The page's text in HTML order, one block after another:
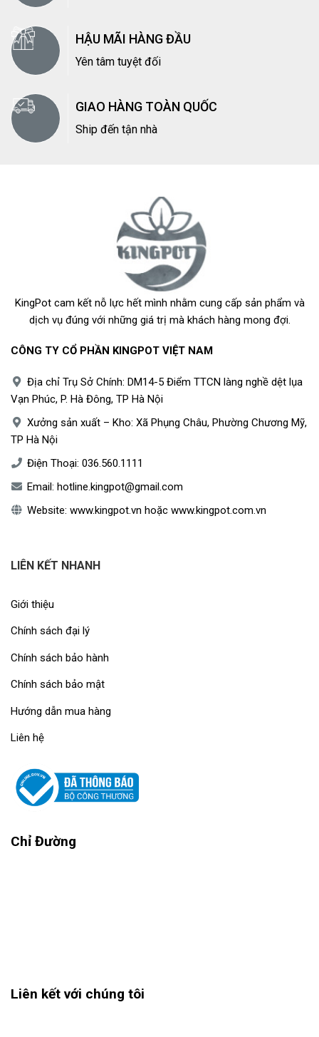
HẬU MÃI HÀNG ĐẦU
Yên tâm tuyệt đối
GIAO HÀNG TOÀN QUỐC
Ship đến tận nhà
KingPot cam kết nỗ lực hết mình nhằm cung cấp sản phẩm và
dịch vụ đúng với những giá trị mà khách hàng mong đợi.
CÔNG TY CỔ PHẦN KINGPOT VIỆT NAM
Địa chỉ Trụ Sở Chính: DM14-5 Điểm TTCN làng nghề dệt lụa
Vạn Phúc, P. Hà Đông, TP Hà Nội
Xưởng sản xuất – Kho: Xã Phụng Châu, Phường Chương Mỹ,
TP Hà Nội
Điện Thoại: 036.560.1111
Email: hotline.kingpot@gmail.com
Website: www.kingpot.vn hoặc www.kingpot.com.vn
LIÊN KẾT NHANH
Giới thiệu
Chính sách đại lý
Chính sách bảo hành
Chính sách bảo mật
Hướng dẫn mua hàng
Liên hệ
Chỉ Đường
Liên kết với chúng tôi